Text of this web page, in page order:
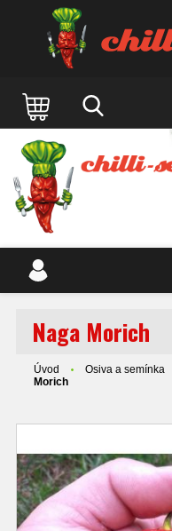
Naga Morich
Úvod Osiva a semínka
Morich